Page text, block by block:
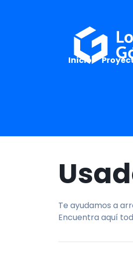
Inicio
Te ayudamos a
Encuentra aquí